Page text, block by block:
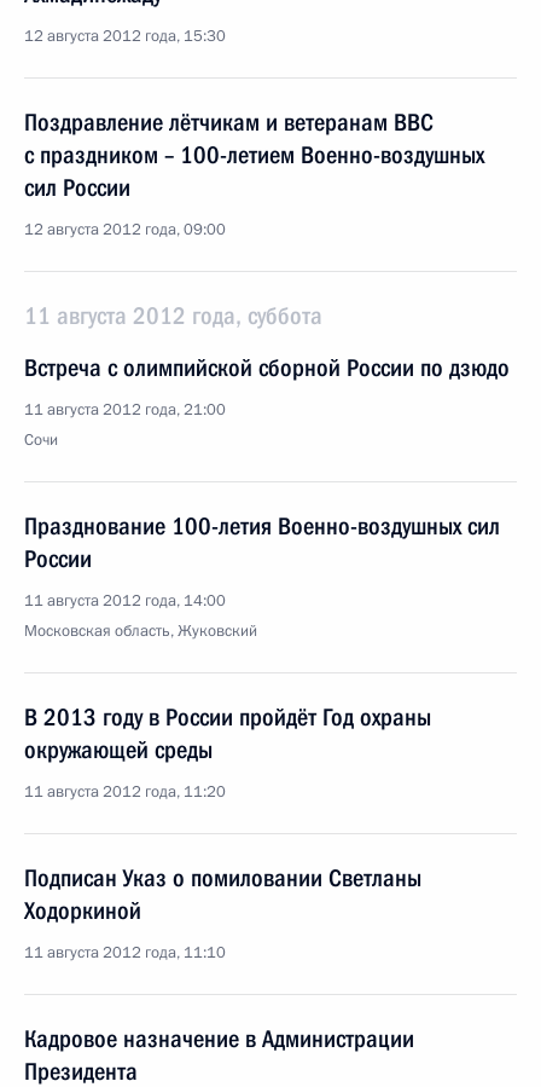
12 августа 2012 года, 15:30
Поздравление лётчикам и ветеранам ВВС
с праздником – 100-летием Военно-воздушных
сил России
12 августа 2012 года, 09:00
11 августа 2012 года, суббота
Встреча с олимпийской сборной России по дзюдо
11 августа 2012 года, 21:00
Сочи
Празднование 100-летия Военно-воздушных сил
России
11 августа 2012 года, 14:00
Московская область, Жуковский
В 2013 году в России пройдёт Год охраны
окружающей среды
11 августа 2012 года, 11:20
Подписан Указ о помиловании Светланы
Ходоркиной
11 августа 2012 года, 11:10
Кадровое назначение в Администрации
Президента